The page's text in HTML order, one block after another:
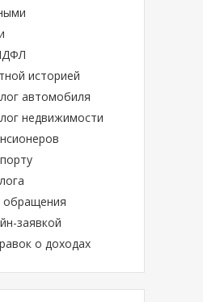
историей
автомобиля
недвижимости
обращения
заявкой
о доходах